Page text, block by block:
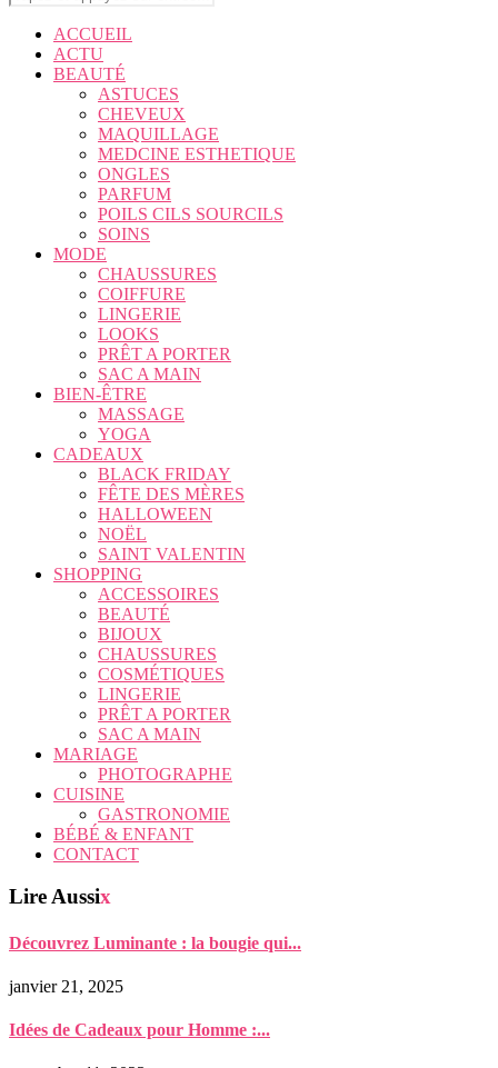
ACCUEIL
ACTU
BEAUTÉ
ASTUCES
CHEVEUX
MAQUILLAGE
MEDCINE ESTHETIQUE
ONGLES
PARFUM
POILS CILS SOURCILS
SOINS
MODE
CHAUSSURES
COIFFURE
LINGERIE
LOOKS
PRÊT A PORTER
SAC A MAIN
BIEN-ÊTRE
MASSAGE
YOGA
CADEAUX
BLACK FRIDAY
FÊTE DES MÈRES
HALLOWEEN
NOËL
SAINT VALENTIN
SHOPPING
ACCESSOIRES
BEAUTÉ
BIJOUX
CHAUSSURES
COSMÉTIQUES
LINGERIE
PRÊT A PORTER
SAC A MAIN
MARIAGE
PHOTOGRAPHE
CUISINE
GASTRONOMIE
BÉBÉ & ENFANT
CONTACT
Lire Aussix
Découvrez Luminante : la bougie qui...
janvier 21, 2025
Idées de Cadeaux pour Homme :...